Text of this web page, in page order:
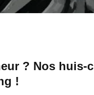
? Nos huis-
!